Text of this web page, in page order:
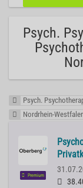
Psych.
Psych.
Nordrhein-
Premium